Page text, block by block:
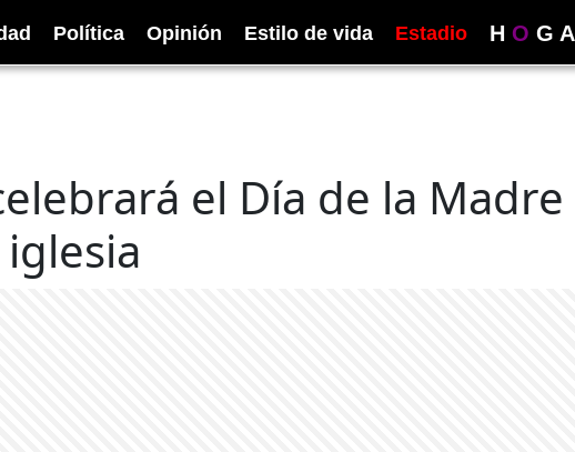
Política Opinión Estilo de vida Estadio H O G A
el Día de la Madre